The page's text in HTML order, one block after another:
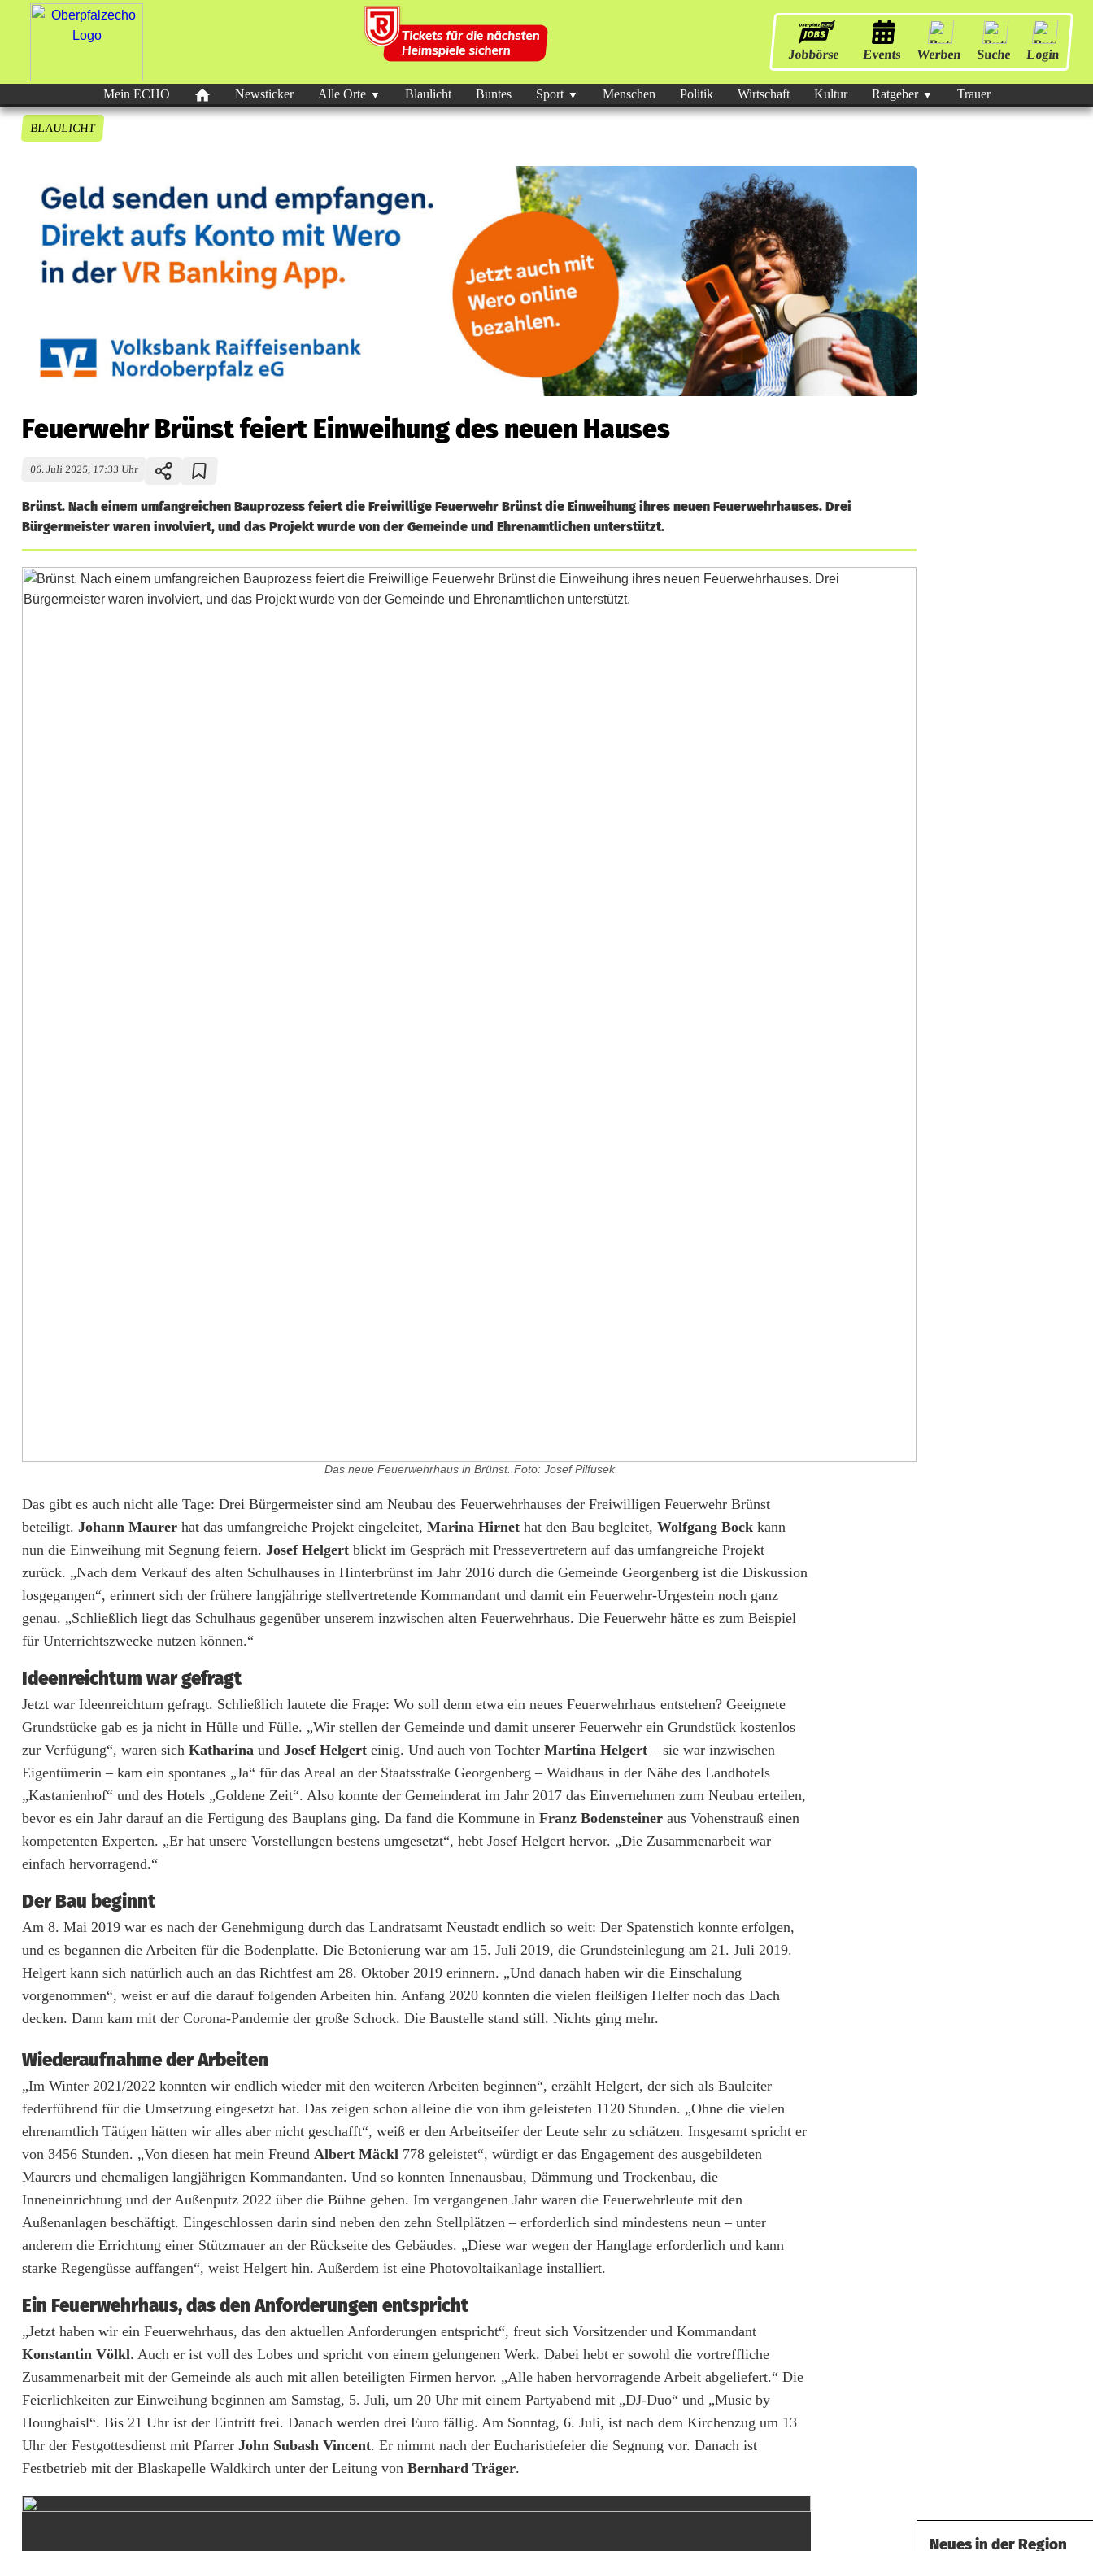
Jobbörse Events Werben Suche Login
Mein ECHO Newsticker Alle Orte Blaulicht Buntes Sport Menschen Politik Wirtschaft Kultur Ratgeber Trauer
BLAULICHT
Feuerwehr Brünst feiert Einweihung des neuen Hauses
06. Juli 2025, 17:33 Uhr
Brünst. Nach einem umfangreichen Bauprozess feiert die Freiwillige Feuerwehr Brünst die Einweihung ihres neuen Feuerwehrhauses. Drei
Bürgermeister waren involviert, und das Projekt wurde von der Gemeinde und Ehrenamtlichen unterstützt.
Das neue Feuerwehrhaus in Brünst. Foto: Josef Pilfusek
F
e
u
e
r
h
r
B
r
ü
s
f
e
e
r
t
E
i
n
w
e
i
h
u
n
g
d
e
Das gibt es auch nicht alle Tage: Drei Bürgermeister sind am Neubau des Feuerwehrhauses der Freiwilligen Feuerwehr Brünst
beteiligt. Johann Maurer hat das umfangreiche Projekt eingeleitet, Marina Hirnet hat den Bau begleitet, Wolfgang Bock kann
nun die Einweihung mit Segnung feiern. Josef Helgert blickt im Gespräch mit Pressevertretern auf das umfangreiche Projekt
zurück. „Nach dem Verkauf des alten Schulhauses in Hinterbrünst im Jahr 2016 durch die Gemeinde Georgenberg ist die Diskussion
losgegangen“, erinnert sich der frühere langjährige stellvertretende Kommandant und damit ein Feuerwehr-Urgestein noch ganz
genau. „Schließlich liegt das Schulhaus gegenüber unserem inzwischen alten Feuerwehrhaus. Die Feuerwehr hätte es zum Beispiel
für Unterrichtszwecke nutzen können.“
Ideenreichtum war gefragt
Jetzt war Ideenreichtum gefragt. Schließlich lautete die Frage: Wo soll denn etwa ein neues Feuerwehrhaus entstehen? Geeignete
Grundstücke gab es ja nicht in Hülle und Fülle. „Wir stellen der Gemeinde und damit unserer Feuerwehr ein Grundstück kostenlos
zur Verfügung“, waren sich Katharina und Josef Helgert einig. Und auch von Tochter Martina Helgert – sie war inzwischen
Eigentümerin – kam ein spontanes „Ja“ für das Areal an der Staatsstraße Georgenberg – Waidhaus in der Nähe des Landhotels
„Kastanienhof“ und des Hotels „Goldene Zeit“. Also konnte der Gemeinderat im Jahr 2017 das Einvernehmen zum Neubau erteilen,
bevor es ein Jahr darauf an die Fertigung des Bauplans ging. Da fand die Kommune in Franz Bodensteiner aus Vohenstrauß einen
kompetenten Experten. „Er hat unsere Vorstellungen bestens umgesetzt“, hebt Josef Helgert hervor. „Die Zusammenarbeit war
einfach hervorragend.“
Der Bau beginnt
Am 8. Mai 2019 war es nach der Genehmigung durch das Landratsamt Neustadt endlich so weit: Der Spatenstich konnte erfolgen,
und es begannen die Arbeiten für die Bodenplatte. Die Betonierung war am 15. Juli 2019, die Grundsteinlegung am 21. Juli 2019.
Helgert kann sich natürlich auch an das Richtfest am 28. Oktober 2019 erinnern. „Und danach haben wir die Einschalung
vorgenommen“, weist er auf die darauf folgenden Arbeiten hin. Anfang 2020 konnten die vielen fleißigen Helfer noch das Dach
decken. Dann kam mit der Corona-Pandemie der große Schock. Die Baustelle stand still. Nichts ging mehr.
Wiederaufnahme der Arbeiten
„Im Winter 2021/2022 konnten wir endlich wieder mit den weiteren Arbeiten beginnen“, erzählt Helgert, der sich als Bauleiter
federführend für die Umsetzung eingesetzt hat. Das zeigen schon alleine die von ihm geleisteten 1120 Stunden. „Ohne die vielen
ehrenamtlich Tätigen hätten wir alles aber nicht geschafft“, weiß er den Arbeitseifer der Leute sehr zu schätzen. Insgesamt spricht er
von 3456 Stunden. „Von diesen hat mein Freund Albert Mäckl 778 geleistet“, würdigt er das Engagement des ausgebildeten
Maurers und ehemaligen langjährigen Kommandanten. Und so konnten Innenausbau, Dämmung und Trockenbau, die
Inneneinrichtung und der Außenputz 2022 über die Bühne gehen. Im vergangenen Jahr waren die Feuerwehrleute mit den
Außenanlagen beschäftigt. Eingeschlossen darin sind neben den zehn Stellplätzen – erforderlich sind mindestens neun – unter
anderem die Errichtung einer Stützmauer an der Rückseite des Gebäudes. „Diese war wegen der Hanglage erforderlich und kann
starke Regengüsse auffangen“, weist Helgert hin. Außerdem ist eine Photovoltaikanlage installiert.
Ein Feuerwehrhaus, das den Anforderungen entspricht
„Jetzt haben wir ein Feuerwehrhaus, das den aktuellen Anforderungen entspricht“, freut sich Vorsitzender und Kommandant
Konstantin Völkl. Auch er ist voll des Lobes und spricht von einem gelungenen Werk. Dabei hebt er sowohl die vortreffliche
Zusammenarbeit mit der Gemeinde als auch mit allen beteiligten Firmen hervor. „Alle haben hervorragende Arbeit abgeliefert.“ Die
Feierlichkeiten zur Einweihung beginnen am Samstag, 5. Juli, um 20 Uhr mit einem Partyabend mit „DJ-Duo“ und „Music by
Hounghaisl“. Bis 21 Uhr ist der Eintritt frei. Danach werden drei Euro fällig. Am Sonntag, 6. Juli, ist nach dem Kirchenzug um 13
Uhr der Festgottesdienst mit Pfarrer John Subash Vincent. Er nimmt nach der Eucharistiefeier die Segnung vor. Danach ist
Festbetrieb mit der Blaskapelle Waldkirch unter der Leitung von Bernhard Träger.
Neues in der Region